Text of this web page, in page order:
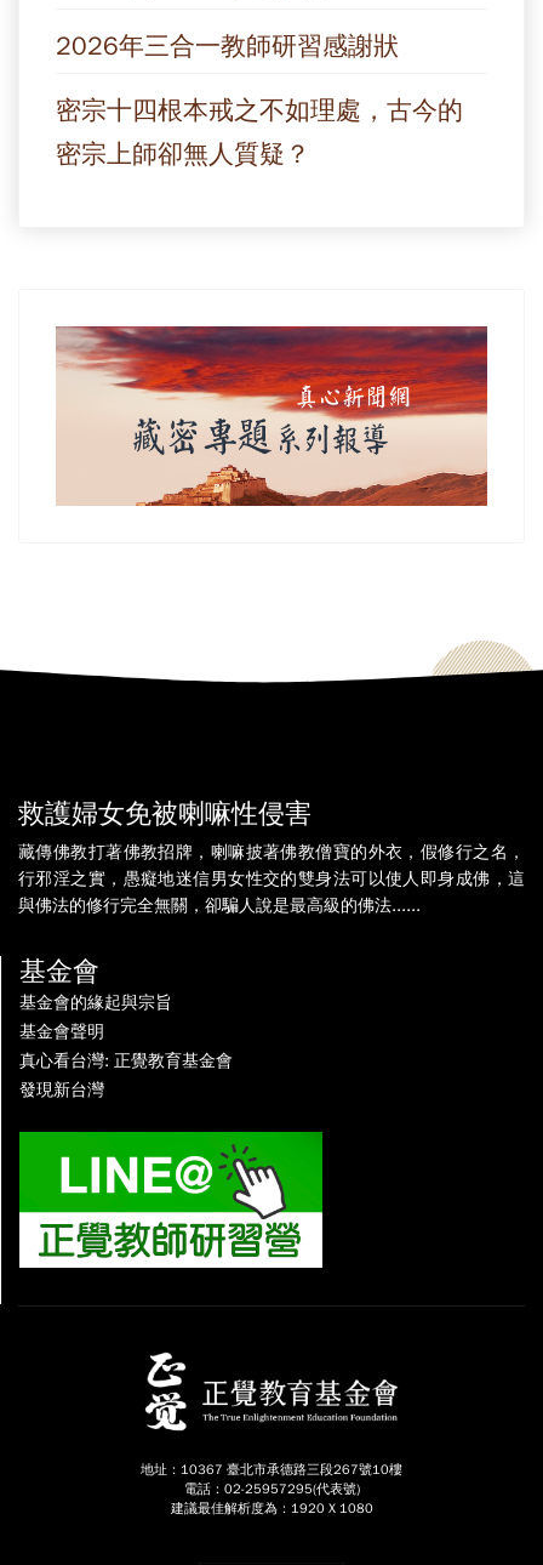
2026年三合一教師研習感謝狀
密宗十四根本戒之不如理處，古今的
密宗上師卻無人質疑？
救護婦女免被喇嘛性侵害
藏傳佛教打著佛教招牌，喇嘛披著佛教僧寶的外衣，假修行之名，
行邪淫之實，愚癡地迷信男女性交的雙身法可以使人即身成佛，這
與佛法的修行完全無關，卻騙人說是最高級的佛法......
基金會
基金會的緣起與宗旨
基金會聲明
真心看台灣: 正覺教育基金會
發現新台灣
地址：10367 臺北市承德路三段267號10樓
電話：02-25957295(代表號)
建議最佳解析度為：1920 X 1080